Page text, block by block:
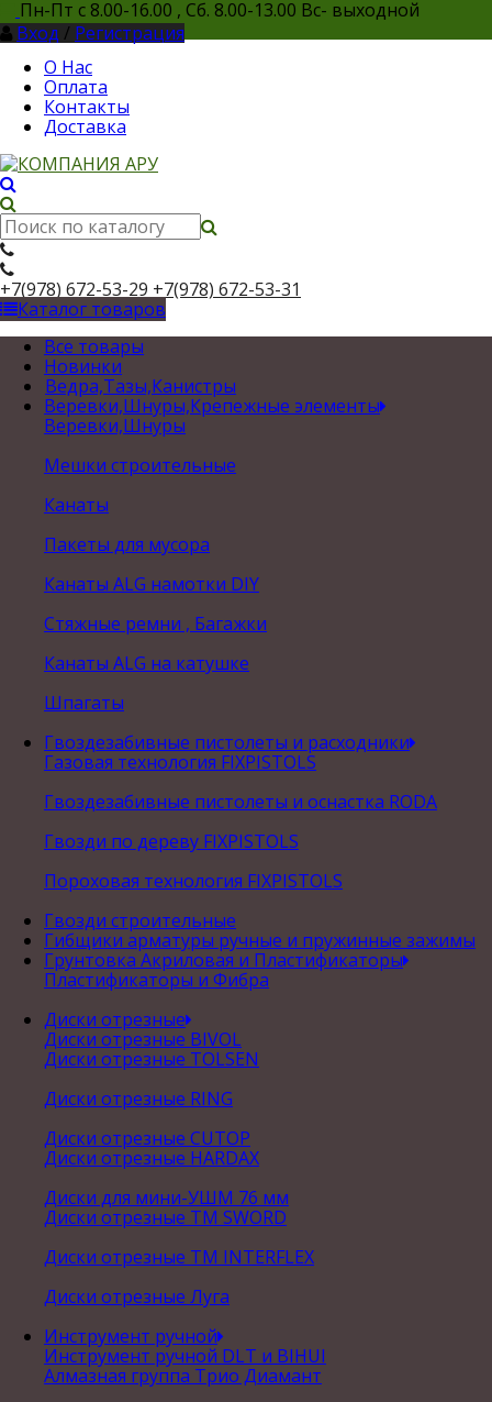
Пн-Пт с 8.00-16.00 , Сб. 8.00-13.00 Вс- выходной
Вход / Регистрация
О Нас
Оплата
Контакты
Доставка
+7(978) 672-53-29 +7(978) 672-53-31
Каталог товаров
Все товары
Новинки
Ведра,Тазы,Канистры
Веревки,Шнуры,Крепежные элементы
Веревки,Шнуры
Мешки строительные
Канаты
Пакеты для мусора
Канаты ALG намотки DIY
Стяжные ремни , Багажки
Канаты ALG на катушке
Шпагаты
Гвоздезабивные пистолеты и расходники
Газовая технология FIXPISTOLS
Гвоздезабивные пистолеты и оснастка RODA
Гвозди по дереву FIXPISTOLS
Пороховая технология FIXPISTOLS
Гвозди строительные
Гибщики арматуры ручные и пружинные зажимы
Грунтовка Акриловая и Пластификаторы
Пластификаторы и Фибра
Диски отрезные
Диски отрезные BIVOL
Диски отрезные TOLSEN
Диски отрезные RING
Диски отрезные CUTOP
Диски отрезные HARDAX
Диски для мини-УШМ 76 мм
Диски отрезные ТМ SWORD
Диски отрезные ТМ INTERFLEX
Диски отрезные Луга
Инструмент ручной
Инструмент ручной DLT и BIHUI
Алмазная группа Трио Диамант